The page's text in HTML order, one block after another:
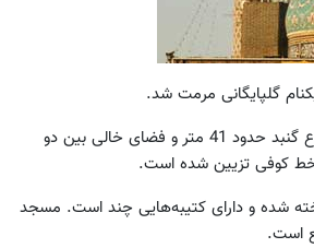
گنبد رفیع مسجد بر فراز ایوان مقصوره، بر عظمت این بنا افزوده است. ارتفاع گنبد حدود 41 متر و فضای خالی بین دو
به ارتفاع 43 متر از کف مسجد ساخته شده و دارای کتیبه‌‌هایی چند است. مسجد